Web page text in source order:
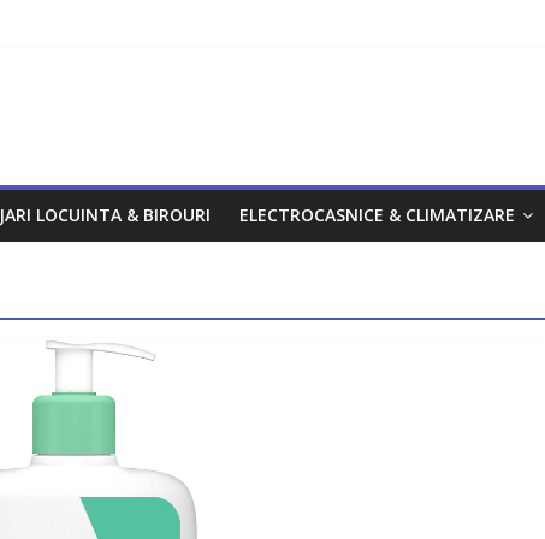
LOCUINTA & BIROURI ELECTROCASNICE & CLIMATIZARE